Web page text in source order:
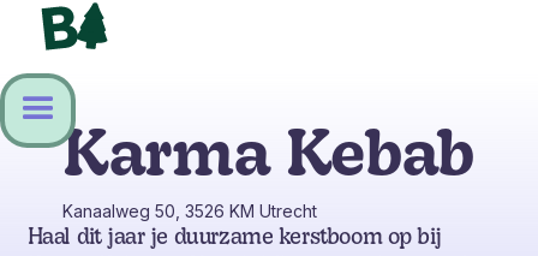
Karma Kebab
Kanaalweg 50, 3526 KM Utrecht
Haal dit jaar je duurzame kerstboom op bij